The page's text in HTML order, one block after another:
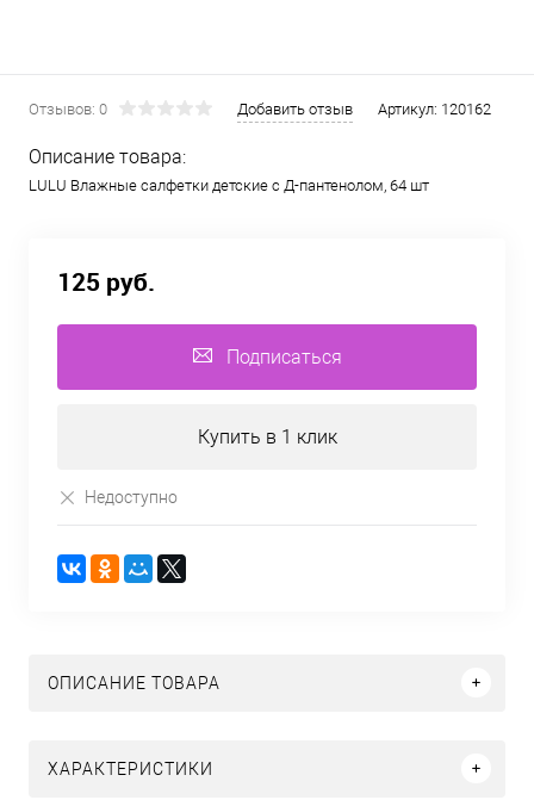
Отзывов: 0 Добавить отзыв Артикул: 120162
Описание товара:
LULU Влажные салфетки детские c Д-пантенолом, 64 шт
125 руб.
Подписаться
Купить в 1 клик
Недоступно
ОПИСАНИЕ ТОВАРА
ХАРАКТЕРИСТИКИ